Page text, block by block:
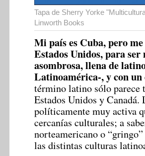
Tapa de Sherry Yorke
Linworth Books
Mi país es Cuba, pero
Estados Unidos, para
asombrosa, llena de
Latinoamérica-, y con
término latino sólo parece
Estados Unidos y Canadá.
políticamente muy activa
cercanías culturales; a
norteamericano o
las distintas culturas